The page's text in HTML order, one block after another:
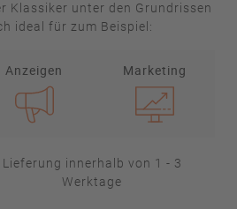
Klassiker unter den Grundrissen
ideal für zum Beispiel:
Anzeigen Marketing
Lieferung innerhalb von 1 - 3
Werktage